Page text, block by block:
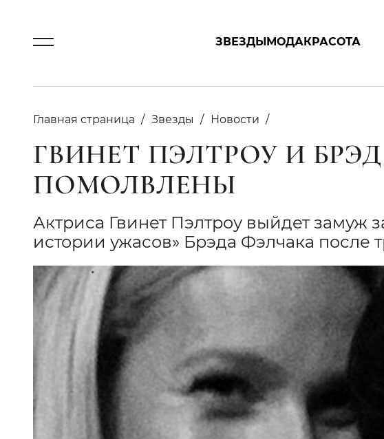
ЗВЕЗДЫМОДАКРАСОТА
Главная страница Звезды Новости
ГВИНЕТ ПЭЛТРОУ И
ПОМОЛВЛЕНЫ
Актриса Гвинет Пэлтроу выйдет замуж
истории ужасов» Брэда Фэлчака после